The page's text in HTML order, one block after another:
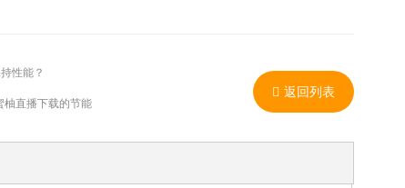
性能？
柚直播下载的节能
返回列表